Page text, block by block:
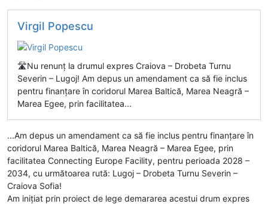
Virgil Popescu
🛣️Nu renunț la drumul expres Craiova – Drobeta Turnu
Severin – Lugoj! Am depus un amendament ca să fie inclus
pentru finanțare în coridorul Marea Baltică, Marea Neagră –
Marea Egee, prin facilitatea...
...Am depus un amendament ca să fie inclus pentru finanțare în
coridorul Marea Baltică, Marea Neagră – Marea Egee, prin
facilitatea Connecting Europe Facility, pentru perioada 2028 –
2034, cu următoarea rută: Lugoj – Drobeta Turnu Severin –
Craiova Sofia!
Am inițiat prin proiect de lege demararea acestui drum expres